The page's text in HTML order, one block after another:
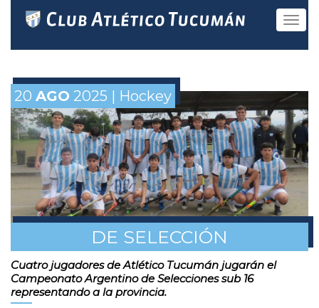
Toggle
20 AGO 2025 | Hockey
DE SELECCIÓN
Cuatro jugadores de Atlético Tucumán jugarán el
Campeonato Argentino de Selecciones sub 16
representando a la provincia.